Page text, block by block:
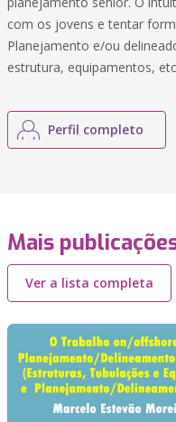
com os jovens e tentar
Planejamento e/ou
estrutura, equipamentos,
Perfil completo
Mais
Ver a lista completa